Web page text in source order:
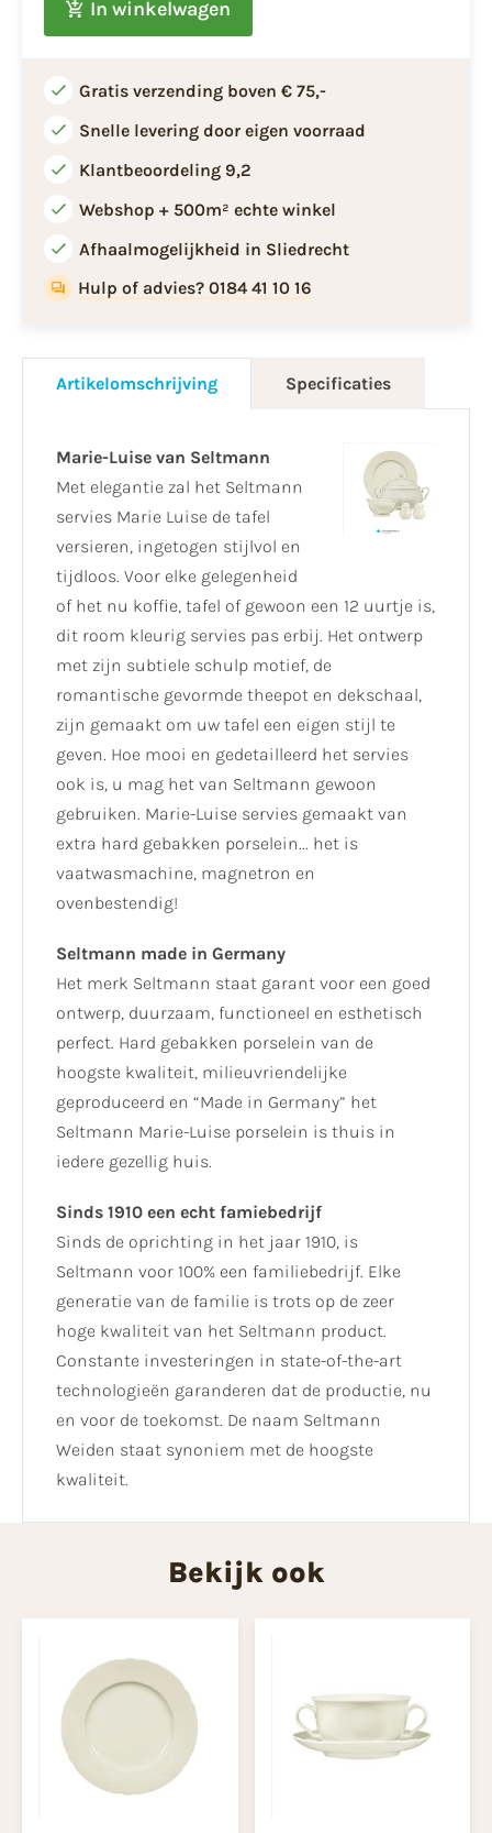
In winkelwagen
Gratis verzending boven € 75,-
Snelle levering door eigen voorraad
Klantbeoordeling 9,2
Webshop + 500m² echte winkel
Afhaalmogelijkheid in Sliedrecht
Hulp of advies? 0184 41 10 16
Artikelomschrijving Specificaties
Marie-Luise van Seltmann
Met elegantie zal het Seltmann
servies Marie Luise de tafel
versieren, ingetogen stijlvol en
tijdloos. Voor elke gelegenheid
of het nu koffie, tafel of gewoon een 12 uurtje is,
dit room kleurig servies pas erbij. Het ontwerp
met zijn subtiele schulp motief, de
romantische gevormde theepot en dekschaal,
zijn gemaakt om uw tafel een eigen stijl te
geven. Hoe mooi en gedetailleerd het servies
ook is, u mag het van Seltmann gewoon
gebruiken. Marie-Luise servies gemaakt van
extra hard gebakken porselein... het is
vaatwasmachine, magnetron en
ovenbestendig!
Seltmann made in Germany
Het merk Seltmann staat garant voor een goed
ontwerp, duurzaam, functioneel en esthetisch
perfect. Hard gebakken porselein van de
hoogste kwaliteit, milieuvriendelijke
geproduceerd en “Made in Germany” het
Seltmann Marie-Luise porselein is thuis in
iedere gezellig huis.
Sinds 1910 een echt famiebedrijf
Sinds de oprichting in het jaar 1910, is
Seltmann voor 100% een familiebedrijf. Elke
generatie van de familie is trots op de zeer
hoge kwaliteit van het Seltmann product.
Constante investeringen in state-of-the-art
technologieën garanderen dat de productie, nu
en voor de toekomst. De naam Seltmann
Weiden staat synoniem met de hoogste
kwaliteit.
Bekijk ook